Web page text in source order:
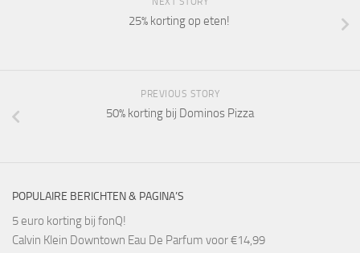
25% korting op eten!
PREVIOUS STORY
50% korting bij Dominos Pizza
POPULAIRE BERICHTEN & PAGINA’S
5 euro korting bij fonQ!
Calvin Klein Downtown Eau De Parfum voor €14,99